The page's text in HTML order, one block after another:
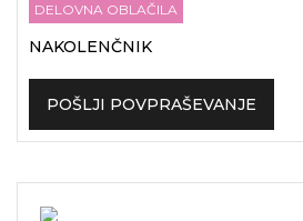
DELOVNA OBLAČILA
NAKOLENČNIK
POŠLJI POVPRAŠEVANJE